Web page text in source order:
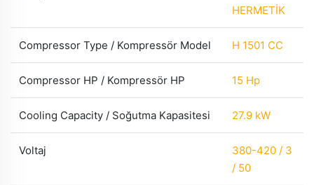
HERMETİK
Compressor Type / Kompressör Model H 1501 CC
Compressor HP / Kompressör HP 15 Hp
Cooling Capacity / Soğutma Kapasitesi 27.9 kW
Voltaj
380-420 / 3
/ 50